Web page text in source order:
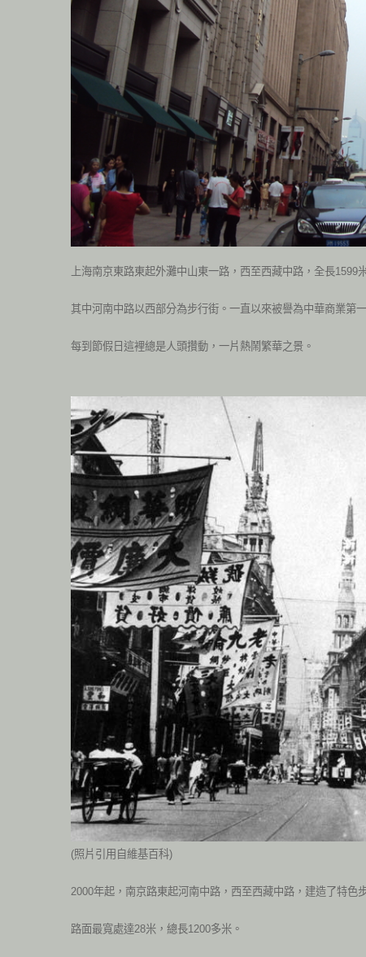
上海南京東路東起外灘中山東一路，西至西藏中路，全長1599
其中河南中路以西部分為步行街。一直以來被譽為中華商業第
每到節假日這裡總是人頭攢動，一片熱鬧繁華之景。
(照片引用自維基百科)
2000年起，南京路東起河南中路，西至西藏中路，建造了特
路面最寬處達28米，總長1200多米。